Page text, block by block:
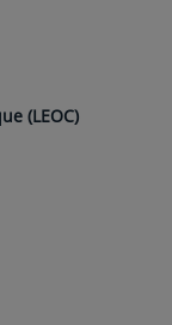
(LEOC)